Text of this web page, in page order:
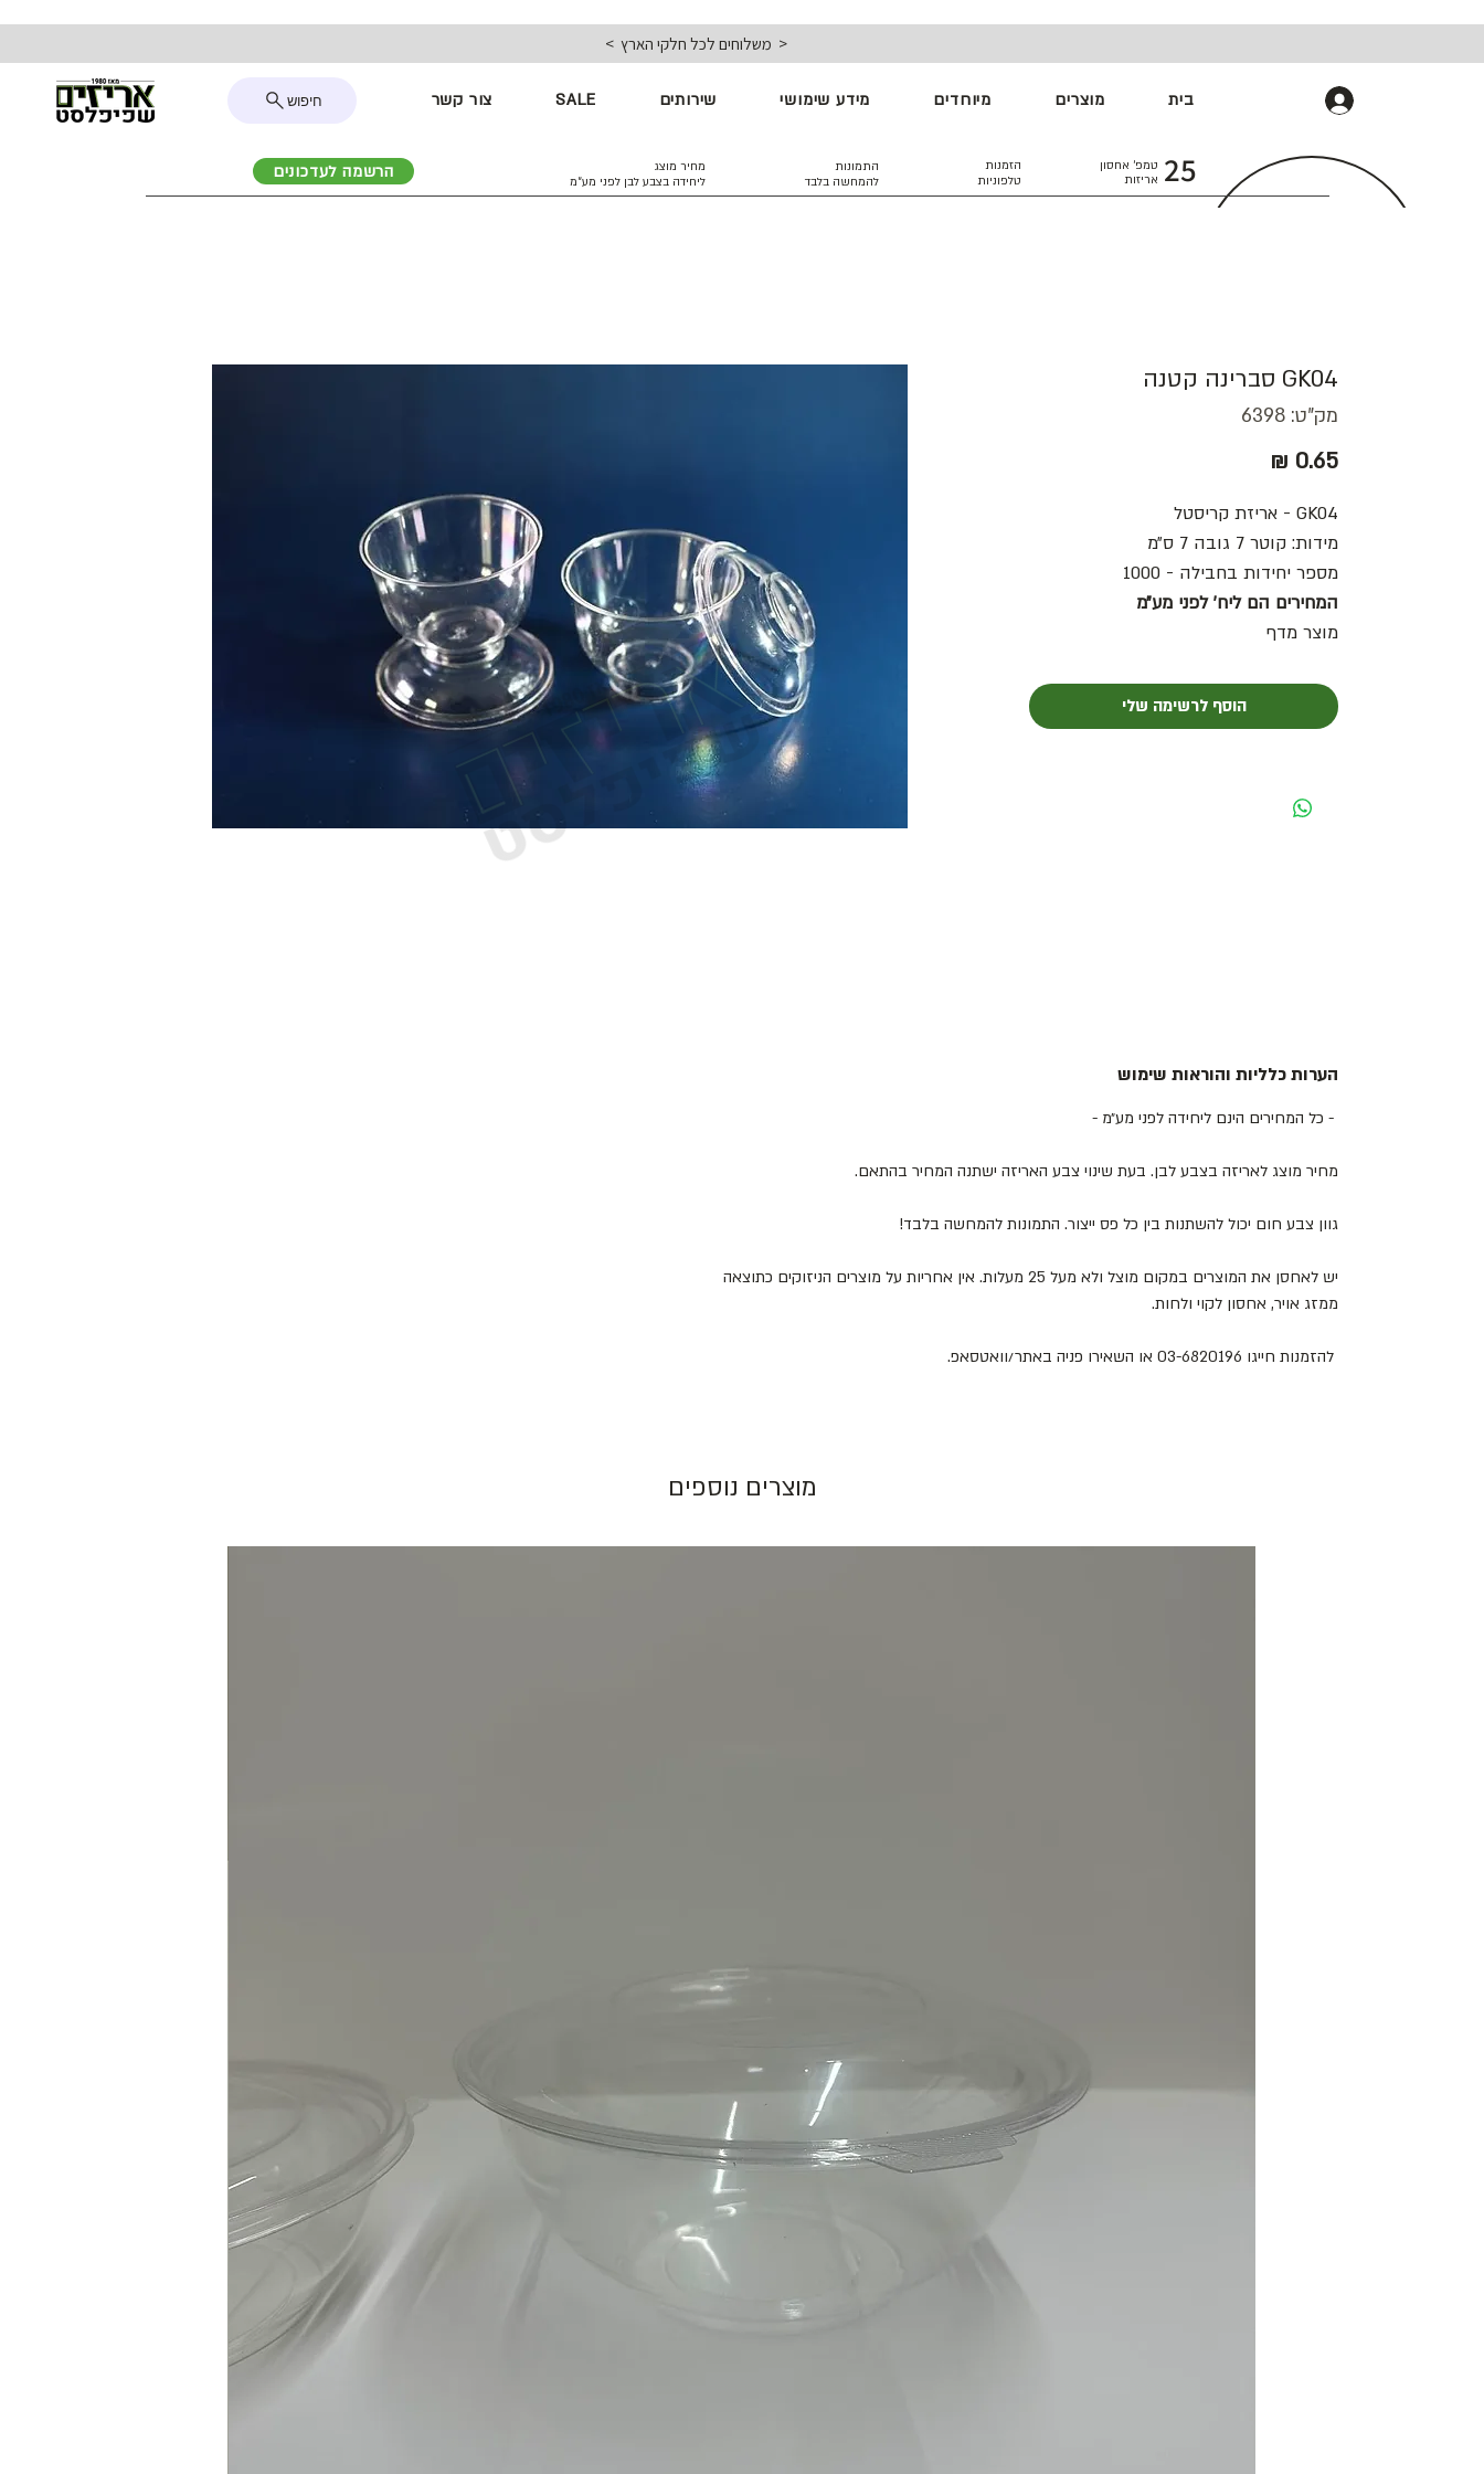
< משלוחים לכל חלקי הארץ >
חיפוש בית מוצרים מיוחדים מידע שימושי שירותים SALE צור קשר
הרשמה לעדכונים
מחיר מוצג
ליחידה בצבע לבן לפני מע״מ
התמונות
להמחשה בלבד
הזמנות
טלפוניות
25 טמפ׳ אחסון
אריזות
GK04 סברינה קטנה
מק"ט: 6398
GK04 - אריזת קריסטל
מידות: קוטר 7 גובה 7 ס״מ
מספר יחידות בחבילה - 1000
המחירים הם ליח׳ לפני מע״מ
מוצר מדף
הוסף לרשימה שלי
הערות כלליות והוראות שימוש
- כל המחירים הינם ליחידה לפני מע״מ -
מחיר מוצג לאריזה בצבע לבן. בעת שינוי צבע האריזה ישתנה המחיר בהתאם.
גוון צבע חום יכול להשתנות בין כל פס ייצור. התמונות להמחשה בלבד!
יש לאחסן את המוצרים במקום מוצל ולא מעל 25 מעלות. אין אחריות על מוצרים הניזוקים כתוצאה
ממזג אויר, אחסון לקוי ולחות.
להזמנות חייגו 03-6820196 או השאירו פניה באתר/וואטסאפ.
מוצרים נוספים